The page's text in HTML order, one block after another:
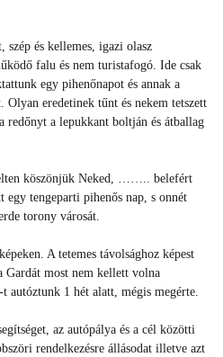
és kellemes, igazi olasz
falu és nem turistafogó. Ide csak
egy pihenőnapot és annak a
Olyan eredetinek tűnt és nekem tetszett
redőnyt a lepukkant boltján és átballag
köszönjük Neked, …….. belefért
egy tengeparti pihenős nap, s onnét
torony városát.
A tetemes távolsághoz képest
most nem kellett volna
autóztunk 1 hét alatt, mégis megérte.
az autópálya és a cél közötti
rendelkezésre állásodat illetve azt